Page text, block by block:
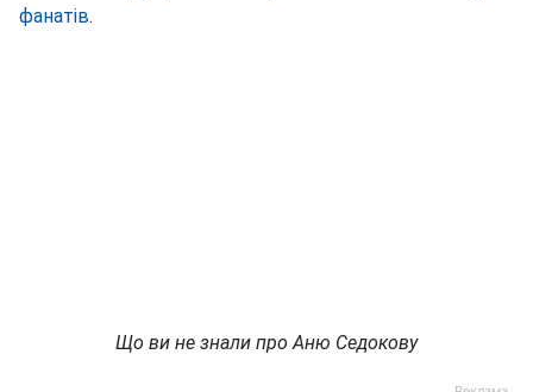
фанатів.
Що ви не знали про Аню Седокову